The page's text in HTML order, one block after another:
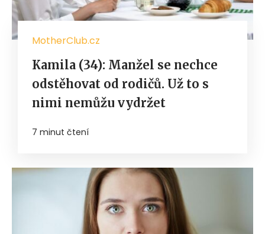
MotherClub.cz
Kamila (34): Manžel se nechce
odstěhovat od rodičů. Už to s
nimi nemůžu vydržet
7 minut čtení